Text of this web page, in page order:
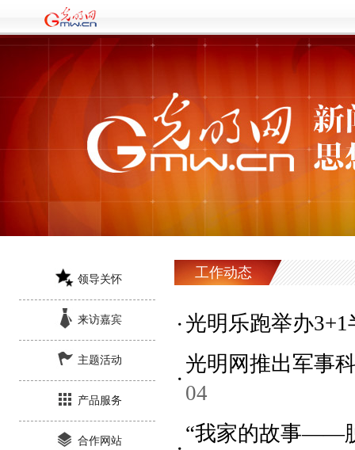
领导关怀
来访嘉宾
主题活动
产品服务
合作网站
工作动态
光明乐跑举办
光明网推出军事
04
“我家的故事——